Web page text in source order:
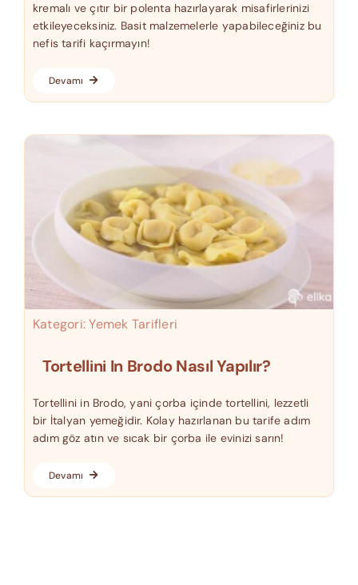
kremalı ve çıtır bir polenta hazırlayarak misafirlerinizi
etkileyeceksiniz. Basit malzemelerle yapabileceğiniz bu
nefis tarifi kaçırmayın!
Devamı
Kategori:Yemek Tarifleri
Tortellini In Brodo Nasıl Yapılır?
Tortellini in Brodo, yani çorba içinde tortellini, lezzetli
bir İtalyan yemeğidir. Kolay hazırlanan bu tarife adım
adım göz atın ve sıcak bir çorba ile evinizi sarın!
Devamı